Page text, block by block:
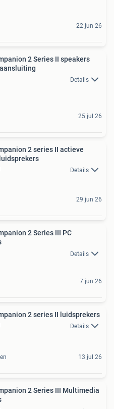
22 jun 26
2 Series II speakers
Details
25 jul 26
2 series II actieve
Details
29 jun 26
2 Series III PC
Details
7 jun 26
2 series II luidsprekers
Details
13 jul 26
2 Series III Multimedia